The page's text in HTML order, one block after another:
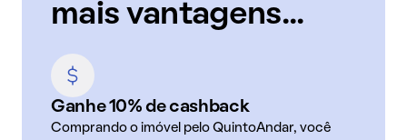
mais vantagens...
Ganhe 10% de cashback
Comprando o imóvel pelo QuintoAndar, você